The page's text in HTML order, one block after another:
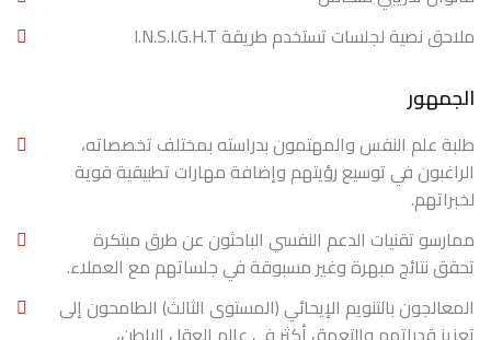
ملاحق نصية لجلسات تستخدم طريقة I.N.S.I.G.H.T
الجمهور
طلبة علم النفس والمهتمون بدراسته بمختلف تخصصاته،
الراغبون في توسيع رؤيتهم وإضافة مهارات تطبيقية قوية
لخبراتهم.
ممارسو تقنيات الدعم النفسي الباحثون عن طرق مبتكرة
تحقق نتائج مبهرة وغير مسبوقة في جلساتهم مع العملاء.
المعالجون بالتنويم الإيحائي (المستوى الثالث) الطامحون إلى